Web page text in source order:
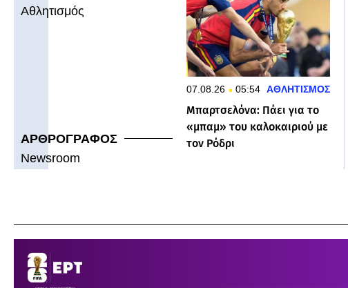
Αθλητισμός
ΑΡΘΡΟΓΡΑΦΟΣ
Newsroom
07.08.26 05:54 ΑΘΛΗΤΙΣΜΟΣ
Μπαρτσελόνα: Πάει για το
«μπαμ» του καλοκαιριού με
τον Ρόδρι